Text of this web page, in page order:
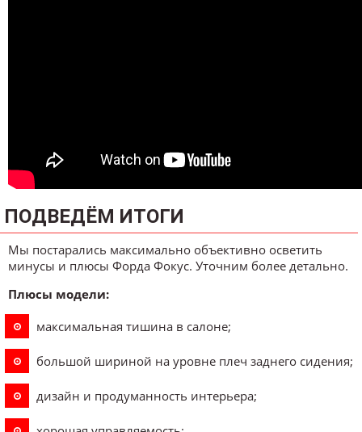
ПОДВЕДЁМ ИТОГИ
Мы постарались максимально объективно осветить
минусы и плюсы Форда Фокус. Уточним более детально.
Плюсы модели:
максимальная тишина в салоне;
большой шириной на уровне плеч заднего сидения;
дизайн и продуманность интерьера;